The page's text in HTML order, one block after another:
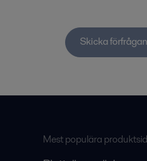
Skicka förfrågan
Mest populära